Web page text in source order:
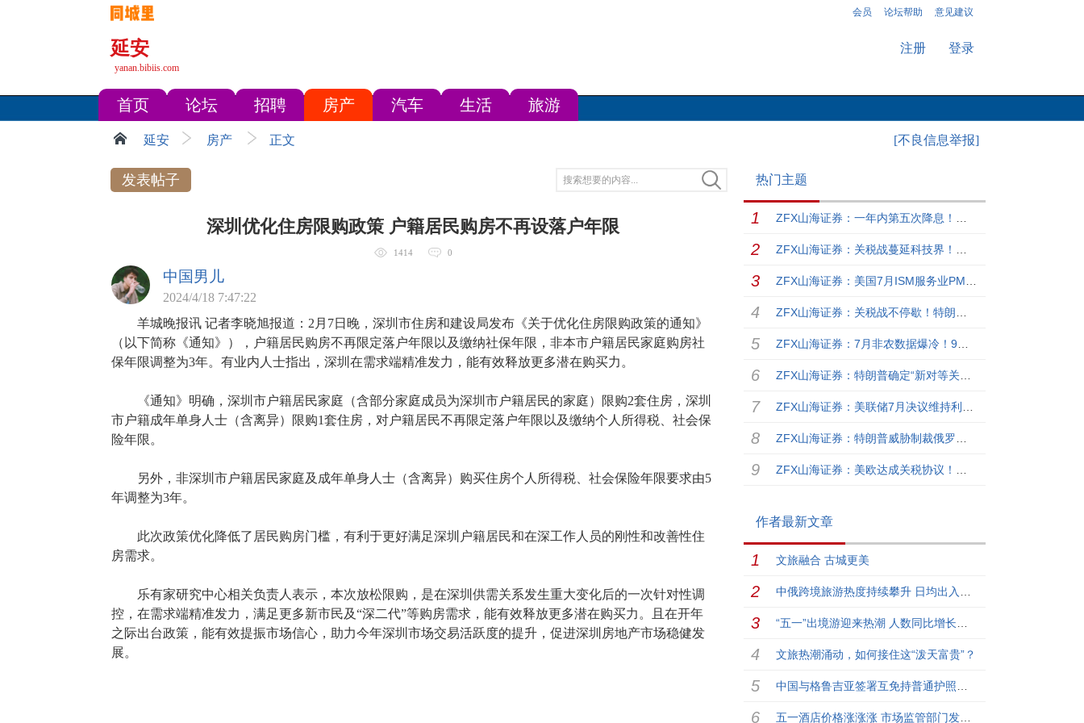
会员 论坛帮助 意见建议
延安
yanan.bibiis.com
注册 登录
首页 论坛 招聘 房产 汽车 生活 旅游
延安 房产 正文 [不良信息举报]
发表帖子
深圳优化住房限购政策 户籍居民购房不再设落户年限
1414 0
中国男儿
2024/4/18 7:47:22
羊城晚报讯 记者李晓旭报道：2月7日晚，深圳市住房和建设局发布《关于优化住房限购政策的通知》
（以下简称《通知》），户籍居民购房不再限定落户年限以及缴纳社保年限，非本市户籍居民家庭购房社
保年限调整为3年。有业内人士指出，深圳在需求端精准发力，能有效释放更多潜在购买力。
《通知》明确，深圳市户籍居民家庭（含部分家庭成员为深圳市户籍居民的家庭）限购2套住房，深圳
市户籍成年单身人士（含离异）限购1套住房，对户籍居民不再限定落户年限以及缴纳个人所得税、社会保
险年限。
另外，非深圳市户籍居民家庭及成年单身人士（含离异）购买住房个人所得税、社会保险年限要求由5
年调整为3年。
此次政策优化降低了居民购房门槛，有利于更好满足深圳户籍居民和在深工作人员的刚性和改善性住
房需求。
乐有家研究中心相关负责人表示，本次放松限购，是在深圳供需关系发生重大变化后的一次针对性调
控，在需求端精准发力，满足更多新市民及“深二代”等购房需求，能有效释放更多潜在购买力。且在开年
之际出台政策，能有效提振市场信心，助力今年深圳市场交易活跃度的提升，促进深圳房地产市场稳健发
展。
热门主题
作者最新文章
文旅融合 古城更美
文旅热潮涌动，如何接住这“泼天富贵”？